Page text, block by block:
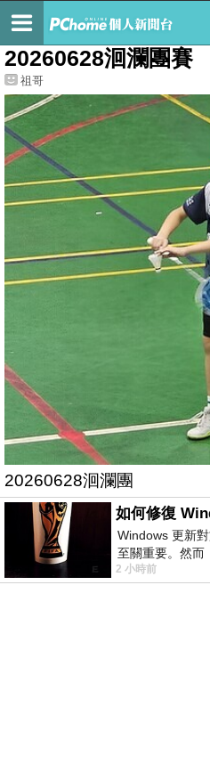
最新文章
20260628洄瀾團賽
祖哥
20260628洄瀾團
Windows 更新
至關重要。然而
Windows 11 設
2 小時前